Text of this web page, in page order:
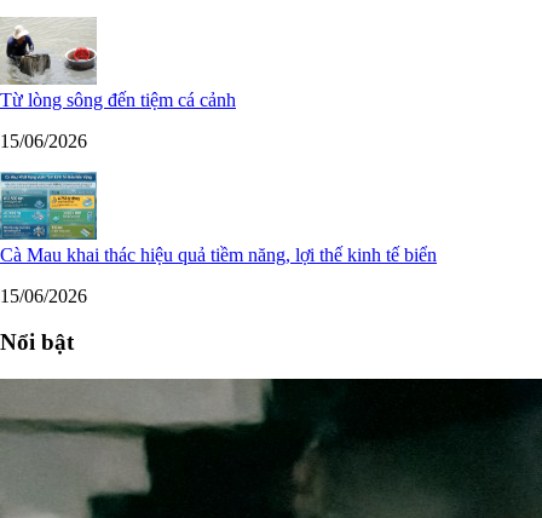
Từ lòng sông đến tiệm cá cảnh
15/06/2026
Cà Mau khai thác hiệu quả tiềm năng, lợi thế kinh tế biển
15/06/2026
Nổi bật